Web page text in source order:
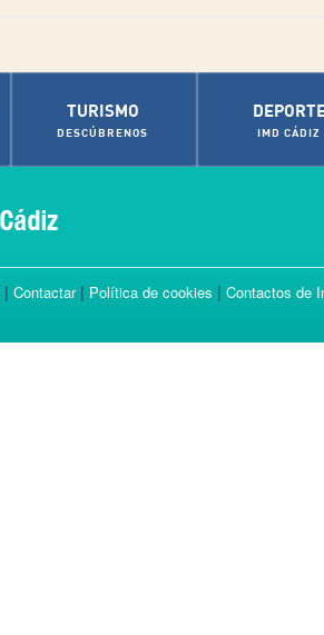
TURISMO
DESCÚBRENOS IMD CÁDIZ
| Contactar| Política de cookies | Contactos de